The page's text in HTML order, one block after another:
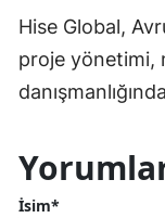
Hise Global,
proje yönetimi,
İsim*